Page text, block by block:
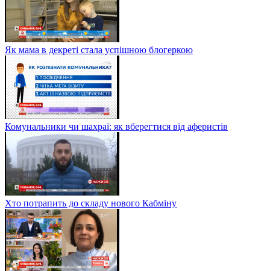
Як мама в декреті стала успішною блогеркою
Комунальники чи шахраї: як вберегтися від аферистів
Хто потрапить до складу нового Кабміну